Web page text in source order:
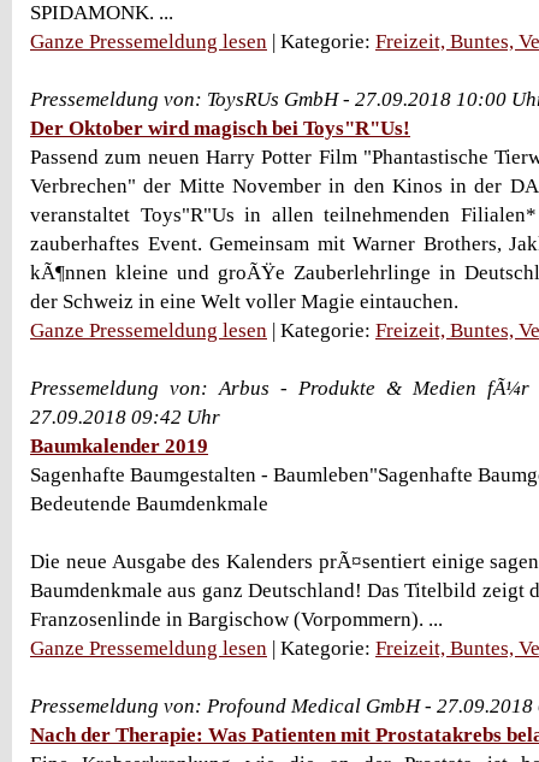
SPIDAMONK. ...
Ganze Pressemeldung lesen | Kategorie: Freizeit, Buntes,
Pressemeldung von: ToysRUs GmbH - 27.09.2018 10:00
Der Oktober wird magisch bei Toys"R"Us!
Passend zum neuen Harry Potter Film "Phantastische
Verbrechen" der Mitte November in den Kinos in der
veranstaltet Toys"R"Us in allen teilnehmenden
zauberhaftes Event. Gemeinsam mit Warner Brothers,
kÃ¶nnen kleine und groÃŸe Zauberlehrlinge in
der Schweiz in eine Welt voller Magie eintauchen.
Ganze Pressemeldung lesen | Kategorie: Freizeit, Buntes,
Pressemeldung von: Arbus - Produkte & Medien
27.09.2018 09:42 Uhr
Baumkalender 2019
Sagenhafte Baumgestalten - Baumleben"Sagenhafte
Bedeutende Baumdenkmale
Die neue Ausgabe des Kalenders prÃ¤sentiert einige
Baumdenkmale aus ganz Deutschland! Das Titelbild zeigt
Franzosenlinde in Bargischow (Vorpommern). ...
Ganze Pressemeldung lesen | Kategorie: Freizeit, Buntes,
Pressemeldung von: Profound Medical GmbH -
Nach der Therapie: Was Patienten mit Prostatakrebs